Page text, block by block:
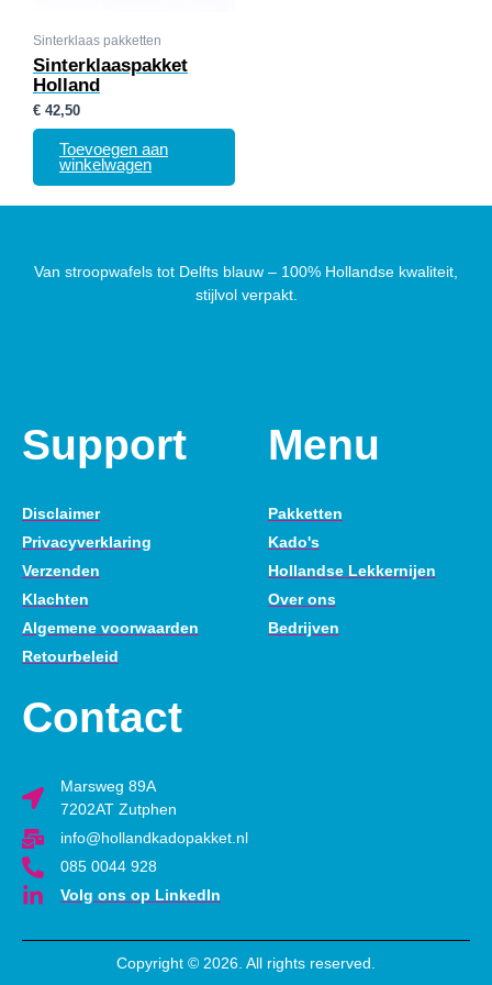
Sinterklaas pakketten
Sinterklaaspakket
Holland
€ 42,50
Toevoegen aan
winkelwagen
Van stroopwafels tot Delfts blauw – 100% Hollandse kwaliteit,
stijlvol verpakt.
Support
Disclaimer
Privacyverklaring
Verzenden
Klachten
Algemene voorwaarden
Retourbeleid
Menu
Pakketten
Kado's
Hollandse Lekkernijen
Over ons
Bedrijven
Contact
Marsweg 89A
7202AT Zutphen
info@hollandkadopakket.nl
085 0044 928
Volg ons op LinkedIn
Copyright © 2026. All rights reserved.